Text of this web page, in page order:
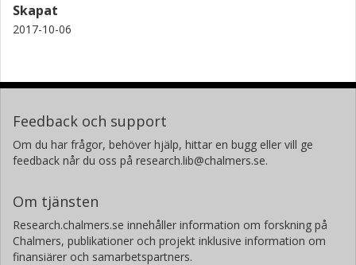
Skapat
2017-10-06
Feedback och support
Om du har frågor, behöver hjälp, hittar en bugg eller vill ge
feedback når du oss på research.lib@chalmers.se.
Om tjänsten
Research.chalmers.se innehåller information om forskning på
Chalmers, publikationer och projekt inklusive information om
finansiärer och samarbetspartners.